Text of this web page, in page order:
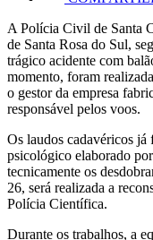
A Polícia Civil de Santa
de Santa Rosa do Sul,
trágico acidente com
momento, foram
o gestor da empresa
responsável pelos voos.
Os laudos cadavéricos
psicológico elaborado
tecnicamente os
26, será realizada a
Polícia Científica.
Durante os trabalhos, a